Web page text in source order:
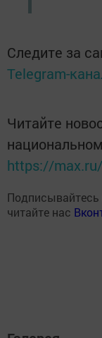
Следите за
Telegram-
Читайте
https://
читайте нас